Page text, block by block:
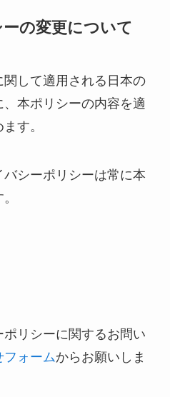
の変更について
して適用される日本の
本ポリシーの内容を適
す。
シーポリシーは常に本
リシーに関するお問い
フォームからお願いしま